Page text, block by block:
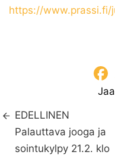
https://www.prassi.fi/
EDELLINEN
Palauttava jooga ja
sointukylpy 21.2. klo